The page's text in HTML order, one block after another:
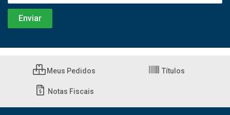
Meus Pedidos Títulos
Notas Fiscais